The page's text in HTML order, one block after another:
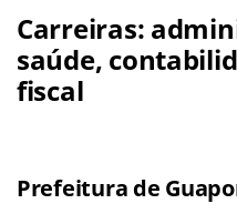
Carreiras:
saúde,
fiscal
Prefeitura de